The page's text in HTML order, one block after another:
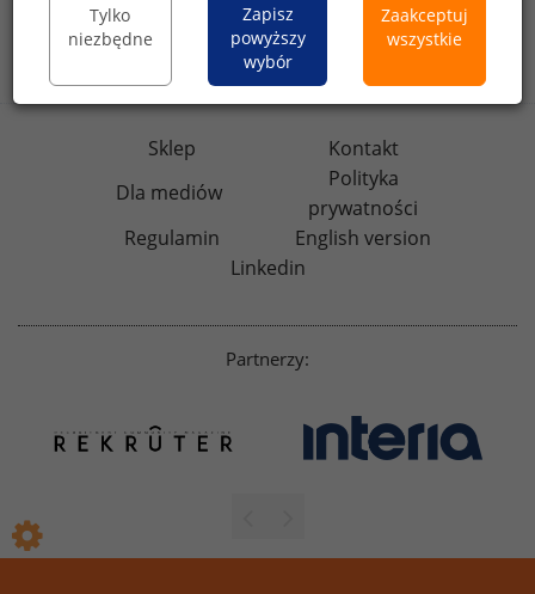
rynekpracy.pl
raportyplacowe.pl
badania
.pl wskazniki HR.pl
Sklep
Kontakt
Dla mediów
Polityka
prywatności
Regulamin
English version
Linkedin
Partnerzy:
Tylko
niezbędne
Zapisz
powyższy
wybór
Zaakceptuj
wszystkie